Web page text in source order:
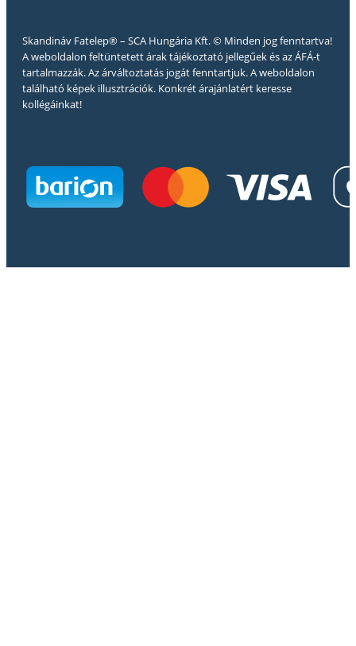
Skandináv Fatelep® – SCA Hungária Kft. © Minden jog fenntartva!
A weboldalon feltüntetett árak tájékoztató jellegűek és az ÁFÁ-t
tartalmazzák. Az árváltoztatás jogát fenntartjuk. A weboldalon
található képek illusztrációk. Konkrét árajánlatért keresse
kollégáinkat!